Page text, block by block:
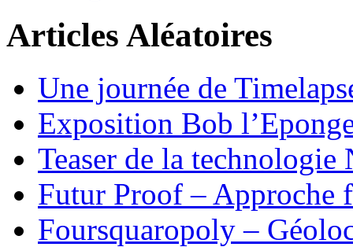
Articles Aléatoires
Une journée de
Exposition Bob
Teaser de la
Futur Proof – Approche
Foursquaropoly –